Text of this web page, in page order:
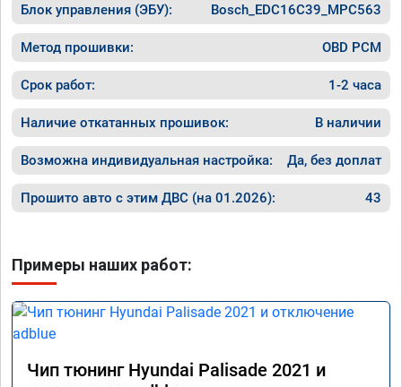
Машина
ничего
сразу.
В
пути!
Блок управления (ЭБУ): Bosch_EDC16C39_MPC563
Метод прошивки: OBD PCM
Срок работ: 1-2 часа
Наличие откатанных прошивок: В наличии
Возможна индивидуальная настройка: Да, без доплат
Прошито авто с этим ДВС (на 01.2026): 43
Примеры наших работ:
Чип тюнинг Hyundai Palisade 2021 и